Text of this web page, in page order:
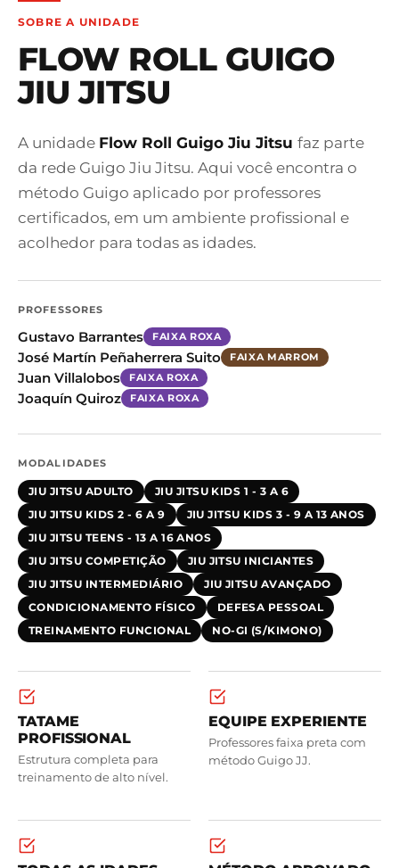
SOBRE A UNIDADE
FLOW ROLL GUIGO
JIU JITSU
A unidade Flow Roll Guigo Jiu Jitsu faz parte
da rede Guigo Jiu Jitsu. Aqui você encontra o
método Guigo aplicado por professores
certificados, em um ambiente profissional e
acolhedor para todas as idades.
PROFESSORES
Gustavo Barrantes FAIXA ROXA
José Martín Peñaherrera Suito FAIXA MARROM
Juan Villalobos FAIXA ROXA
Joaquín Quiroz FAIXA ROXA
MODALIDADES
JIU JITSU ADULTO
JIU JITSU KIDS 1 - 3 A 6
JIU JITSU KIDS 2 - 6 A 9
JIU JITSU KIDS 3 - 9 A 13 ANOS
JIU JITSU TEENS - 13 A 16 ANOS
JIU JITSU COMPETIÇÃO
JIU JITSU INICIANTES
JIU JITSU INTERMEDIÁRIO
JIU JITSU AVANÇADO
CONDICIONAMENTO FÍSICO
DEFESA PESSOAL
TREINAMENTO FUNCIONAL
NO-GI (S/KIMONO)
TATAME
PROFISSIONAL
Estrutura completa para
treinamento de alto nível.
EQUIPE EXPERIENTE
Professores faixa preta com
método Guigo JJ.